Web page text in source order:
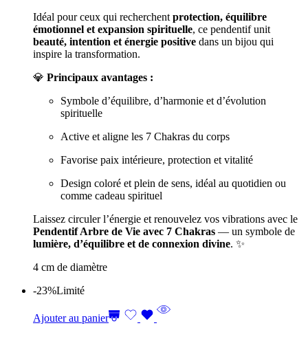
Idéal pour ceux qui recherchent protection, équilibre
émotionnel et expansion spirituelle, ce pendentif unit
beauté, intention et énergie positive dans un bijou qui
inspire la transformation.
💎 Principaux avantages :
Symbole d’équilibre, d’harmonie et d’évolution
spirituelle
Active et aligne les 7 Chakras du corps
Favorise paix intérieure, protection et vitalité
Design coloré et plein de sens, idéal au quotidien ou
comme cadeau spirituel
Laissez circuler l’énergie et renouvelez vos vibrations avec le
Pendentif Arbre de Vie avec 7 Chakras — un symbole de
lumière, d’équilibre et de connexion divine. ✨
4 cm de diamètre
-23%Limité
Ajouter au panier